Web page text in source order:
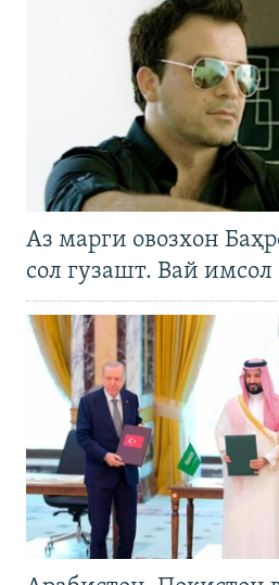
Аз марги овозхон
сол гузашт. Вай